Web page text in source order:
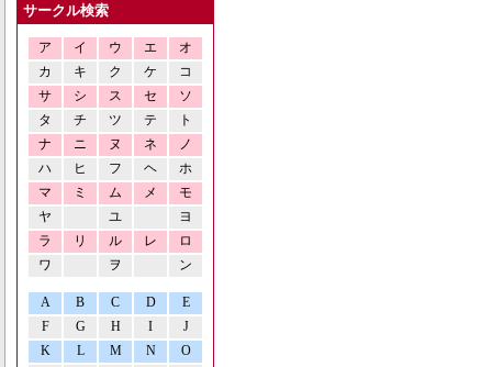
サークル検索
ア イ ウ エ
オ
カ
キ ク ケ
コ
サ
シ ス セ
ソ
タ
チ ツ テ
ト
ナ
ニ ヌ ネ
ノ
ハ
ヒ フ ヘ
ホ
マ
ミ ム メ
モ
ヤ
ユ
ヨ
ラ
リ ル レ
ロ
ワ
ヲ ン
A B C D
E
F
G H I
J
K
L M N O